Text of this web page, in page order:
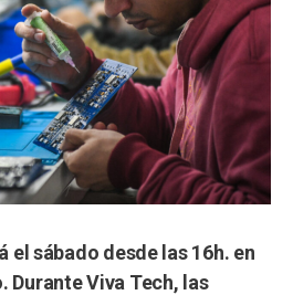
el sábado desde las 16h. en
Durante Viva Tech, las